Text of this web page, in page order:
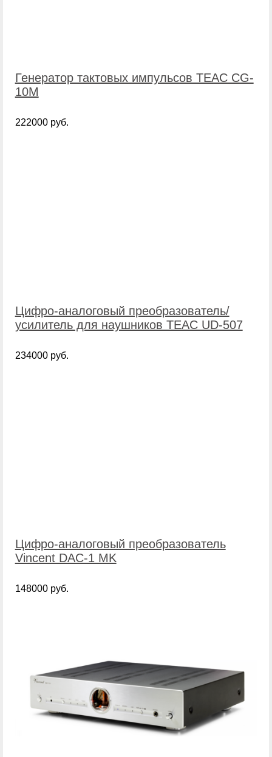
Генератор тактовых импульсов TEAC CG-
10M
222000 руб.
Цифро-аналоговый преобразователь/
усилитель для наушников TEAC UD-507
234000 руб.
Цифро-аналоговый преобразователь
Vincent DAC-1 MK
148000 руб.